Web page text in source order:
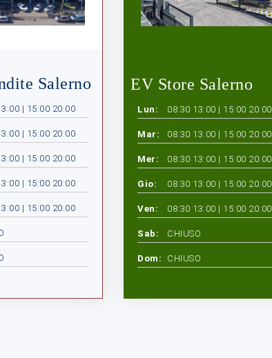
Salerno
| 15:00 20:00
| 15:00 20:00
| 15:00 20:00
| 15:00 20:00
| 15:00 20:00
EV Store Salerno
Lun: 08:30 13:00 | 15:00 20:00
Mar: 08:30 13:00 | 15:00 20:00
Mer: 08:30 13:00 | 15:00 20:00
Gio: 08:30 13:00 | 15:00 20:00
Ven: 08:30 13:00 | 15:00 20:00
Sab: CHIUSO
Dom: CHIUSO